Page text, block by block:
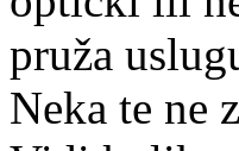
pruža
Neka te ne